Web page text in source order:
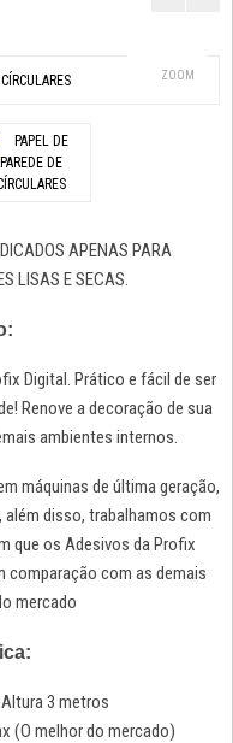
ZOOM
APENAS PARA
LISAS E SECAS.
Digital. Prático e fácil de ser
Renove a decoração de sua
ambientes internos.
máquinas de última geração,
disso, trabalhamos com
que os Adesivos da Profix
comparação com as demais
mercado
3 metros
(O melhor do mercado)